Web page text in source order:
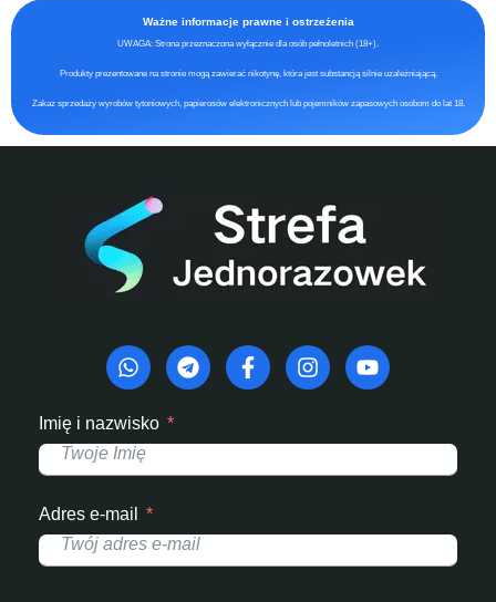
Ważne informacje prawne i ostrzeżenia
UWAGA: Strona przeznaczona wyłącznie dla osób pełnoletnich (18+).
Produkty prezentowane na stronie mogą zawierać nikotynę, która jest substancją silnie uzależniającą.
Zakaz sprzedaży wyrobów tytoniowych, papierosów elektronicznych lub pojemników zapasowych osobom do lat 18.
Imię i nazwisko
Adres e-mail